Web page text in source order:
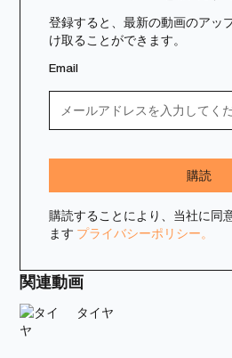
登録すると、最新の動画のアッ
け取ることができます。
Email
購読することにより、当社に同
ます プライバシーポリシー。
関連動画
タイヤ